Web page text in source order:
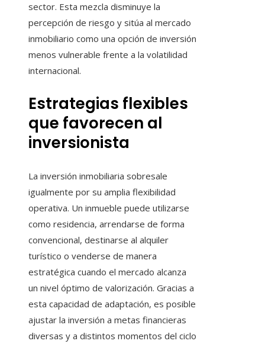
sector. Esta mezcla disminuye la
percepción de riesgo y sitúa al mercado
inmobiliario como una opción de inversión
menos vulnerable frente a la volatilidad
internacional.
Estrategias flexibles
que favorecen al
inversionista
La inversión inmobiliaria sobresale
igualmente por su amplia flexibilidad
operativa. Un inmueble puede utilizarse
como residencia, arrendarse de forma
convencional, destinarse al alquiler
turístico o venderse de manera
estratégica cuando el mercado alcanza
un nivel óptimo de valorización. Gracias a
esta capacidad de adaptación, es posible
ajustar la inversión a metas financieras
diversas y a distintos momentos del ciclo